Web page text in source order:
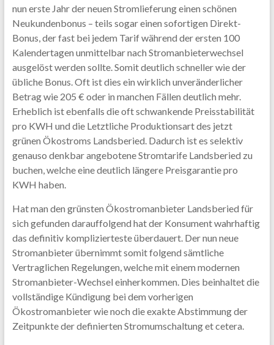
nun erste Jahr der neuen Stromlieferung einen schönen
Neukundenbonus – teils sogar einen sofortigen Direkt-
Bonus, der fast bei jedem Tarif während der ersten 100
Kalendertagen unmittelbar nach Stromanbieterwechsel
ausgelöst werden sollte. Somit deutlich schneller wie der
übliche Bonus. Oft ist dies ein wirklich unveränderlicher
Betrag wie 205 € oder in manchen Fällen deutlich mehr.
Erheblich ist ebenfalls die oft schwankende Preisstabilität
pro KWH und die Letztliche Produktionsart des jetzt
grünen Ökostroms Landsberied. Dadurch ist es selektiv
genauso denkbar angebotene Stromtarife Landsberied zu
buchen, welche eine deutlich längere Preisgarantie pro
KWH haben.
Hat man den grünsten Ökostromanbieter Landsberied für
sich gefunden darauffolgend hat der Konsument wahrhaftig
das definitiv komplizierteste überdauert. Der nun neue
Stromanbieter übernimmt somit folgend sämtliche
Vertraglichen Regelungen, welche mit einem modernen
Stromanbieter-Wechsel einherkommen. Dies beinhaltet die
vollständige Kündigung bei dem vorherigen
Ökostromanbieter wie noch die exakte Abstimmung der
Zeitpunkte der definierten Stromumschaltung et cetera.